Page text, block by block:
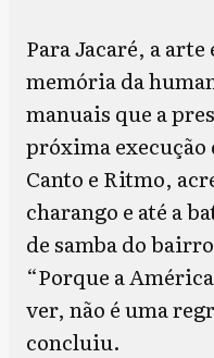
Para Jacaré, a
memória da
manuais que a
próxima execução
Canto e Ritmo,
charango e até a
de samba do
“Porque a
ver, não é uma
concluiu.